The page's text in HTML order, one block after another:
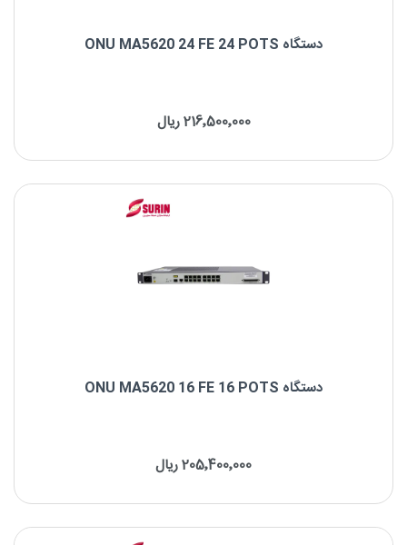
دستگاه ONU MA5620 24 FE 24 POTS
216٬500٬000 ریال
دستگاه ONU MA5620 16 FE 16 POTS
205٬400٬000 ریال